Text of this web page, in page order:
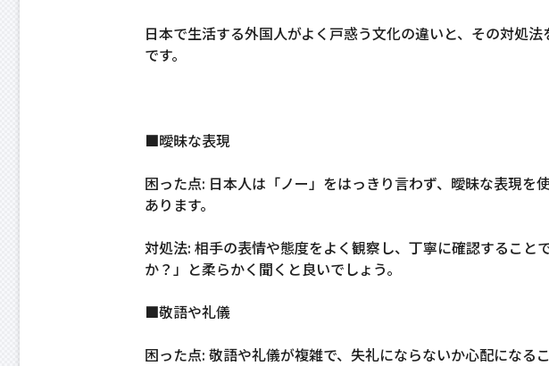
日本で生活する外国人がよく戸惑う文化の違いと、その対処
です。
■曖昧な表現
困った点: 日本人は「ノー」をはっきり言わず、曖昧な表現
あります。
対処法: 相手の表情や態度をよく観察し、丁寧に確認すること
か？」と柔らかく聞くと良いでしょう。
■敬語や礼儀
困った点: 敬語や礼儀が複雑で、失礼にならないか心配になるこ